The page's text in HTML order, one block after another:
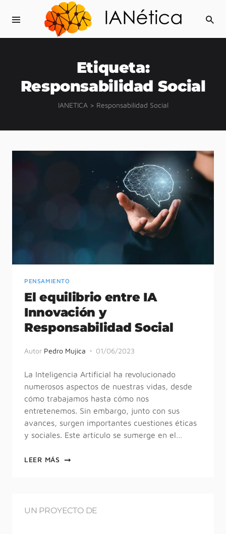
Etiqueta:
Responsabilidad Social
IANETICA > Responsabilidad Social
PENSAMIENTO
El equilibrio entre IA
Innovación y
Responsabilidad Social
Autor Pedro Mujica 01/06/2023
La Inteligencia Artificial ha revolucionado
numerosos aspectos de nuestras vidas, desde
cómo trabajamos hasta cómo nos
entretenemos. Sin embargo, junto con sus
avances, surgen importantes cuestiones éticas
y sociales. Este artículo se sumerge en el…
LEER MÁS
UN PROYECTO DE